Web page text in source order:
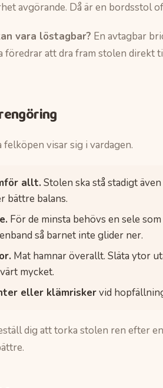
avgörande. Då är en bordsstol
vara löstagbar? En avtagbar
föredrar att dra fram stolen
felköpen visar sig i vardagen.
allt. Stolen ska stå stadigt
bättre balans.
För de minsta behövs en sele
så barnet inte glider ner.
Mat hamnar överallt. Släta ytor
mycket.
eller klämriskervid
dig att torka stolen ren efter